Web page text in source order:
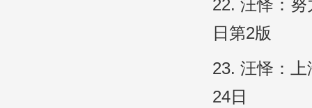
22. 汪怿：
日第2版
23. 汪怿：上
24日